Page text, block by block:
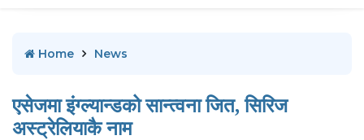
Home News
एसेजमा इंग्ल्यान्डको सान्त्वना जित, सिरिज
अस्ट्रेलियाकै नाम